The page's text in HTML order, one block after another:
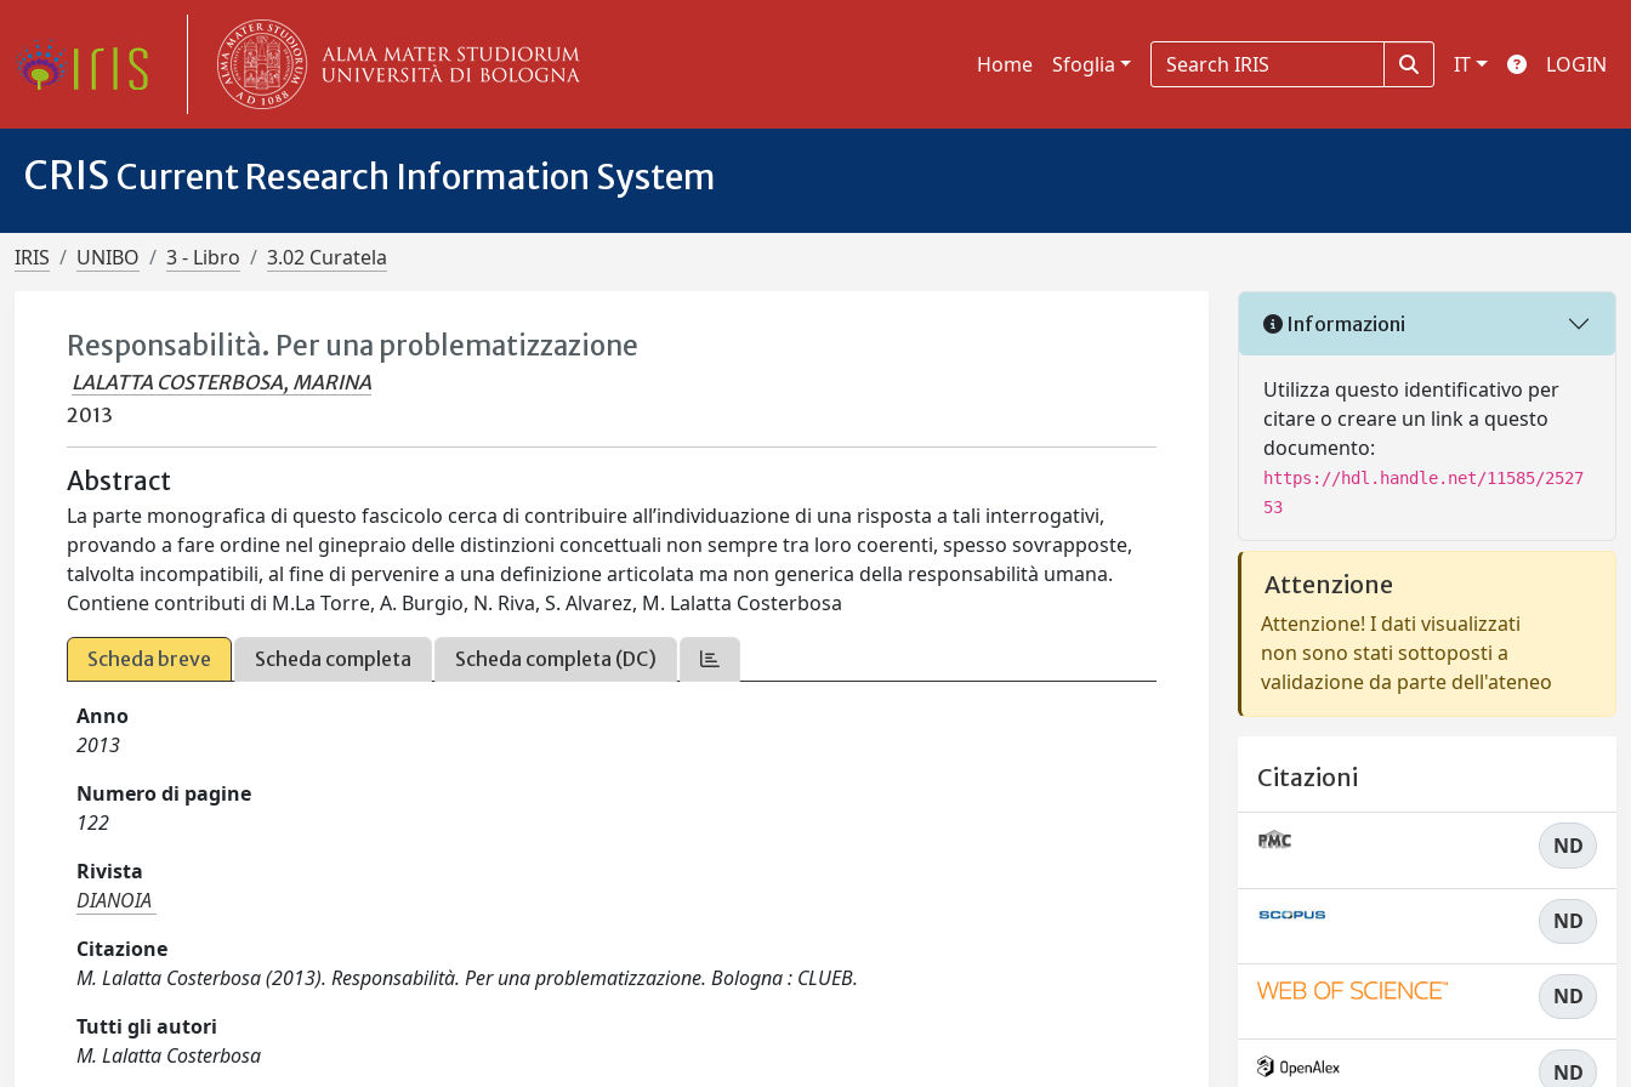
Home Sfoglia IT LOGIN
CRIS Current Research Information System
IRIS UNIBO 3 - Libro 3.02 Curatela
Responsabilità. Per una problematizzazione
LALATTA COSTERBOSA, MARINA
2013
Abstract
La parte monografica di questo fascicolo cerca di contribuire all’individuazione di una risposta a tali interrogativi,
provando a fare ordine nel ginepraio delle distinzioni concettuali non sempre tra loro coerenti, spesso sovrapposte,
talvolta incompatibili, al fine di pervenire a una definizione articolata ma non generica della responsabilità umana.
Contiene contributi di M.La Torre, A. Burgio, N. Riva, S. Alvarez, M. Lalatta Costerbosa
Scheda breve Scheda completa Scheda completa (DC)
Anno
2013
Numero di pagine
122
Rivista
DIANOIA
Citazione
M. Lalatta Costerbosa (2013). Responsabilità. Per una problematizzazione. Bologna : CLUEB.
Tutti gli autori
M. Lalatta Costerbosa
Informazioni
Utilizza questo identificativo per
citare o creare un link a questo
documento:
https://hdl.handle.net/11585/2527
53
Attenzione
Attenzione! I dati visualizzati
non sono stati sottoposti a
validazione da parte dell'ateneo
Citazioni
ND
ND
ND
ND